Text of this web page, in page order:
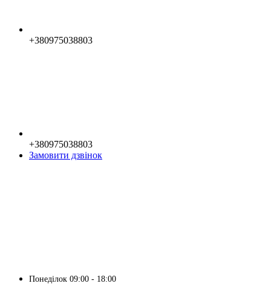
+380975038803
+380975038803
Замовити дзвінок
Понеділок 09:00 - 18:00